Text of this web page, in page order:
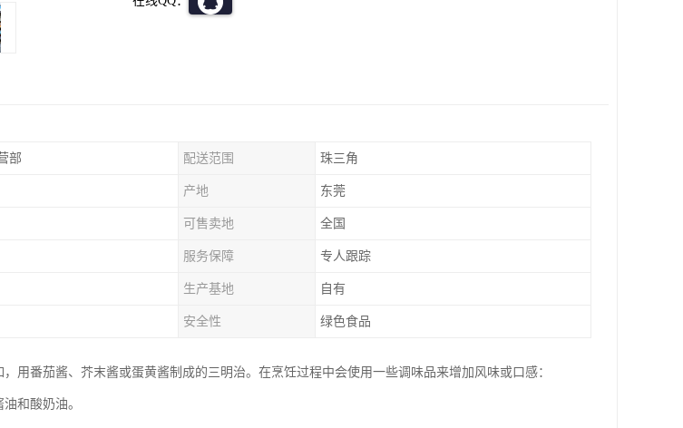
部 配送范围 珠三角
产地 东莞
可售卖地 全国
服务保障 专人跟踪
生产基地 自有
安全性 绿色食品
用番茄酱、芥末酱或蛋黄酱制成的三明治。在烹饪过程中会使用一些调味品来增加风味或口感：
和酸奶油。